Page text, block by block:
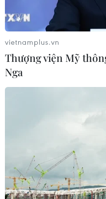
#xuất khẩu thủy sản
#xuất khẩu tôm
#thị
vietnamplus.vn
Thượng viện Mỹ
Nga